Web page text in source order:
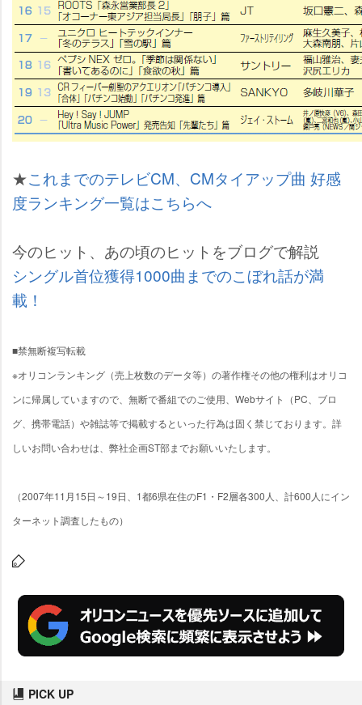
★これまでのテレビCM、CMタイアップ曲 好感
度ランキング一覧はこちらへ
今のヒット、あの頃のヒットをブログで解説
シングル首位獲得1000曲までのこぼれ話が満
載！
■禁無断複写転載
※オリコンランキング（売上枚数のデータ等）の著作権その他の権利はオリコ
ンに帰属していますので、無断で番組でのご使用、Webサイト（PC、ブロ
グ、携帯電話）や雑誌等で掲載するといった行為は固く禁じております。詳
しいお問い合わせは、弊社企画ST部までお願いいたします。
（2007年11月15日～19日、1都6県在住のF1・F2層各300人、計600人にイン
ターネット調査したもの）
PICK UP